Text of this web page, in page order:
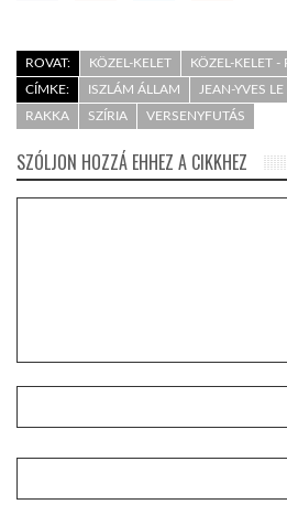
ROVAT: KÖZEL-KELET
KÖZEL-KELET -
CÍMKE:
ISZLÁM ÁLLAM JEAN-YVES
RAKKA
SZÍRIA VERSENYFUTÁS
SZÓLJON HOZZÁ EHHEZ A CIKKHEZ